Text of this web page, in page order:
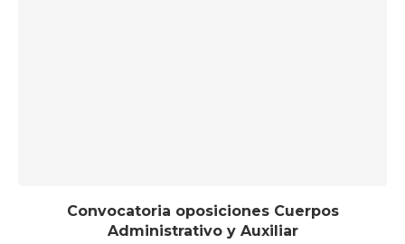
Convocatoria oposiciones Cuerpos
Administrativo y Auxiliar